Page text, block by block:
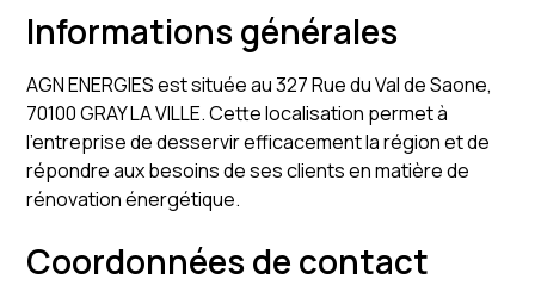
Informations générales
AGN ENERGIES est située au 327 Rue du Val de Saone,
70100 GRAY LA VILLE. Cette localisation permet à
l'entreprise de desservir efficacement la région et de
répondre aux besoins de ses clients en matière de
rénovation énergétique.
Coordonnées de contact